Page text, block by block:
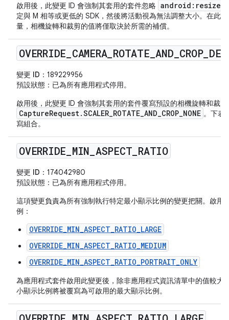
啟用後，此變更 ID 會強制其套用的套件忽略
定與 M 相等或更低的 SDK，然後將活動視為無法調整大小。在此
量，相機旋轉和裁剪的值將僅取決於所需的補償。
OVERRIDE CAMERA_ ROTATE AND CROP_
變更 ID： 189229956
預設狀態 ：已為所有應用程式停用。
啟用後，此變更 ID 會強制其套用的套件覆寫預設的相機旋轉和裁
CaptureRequest.SCALER_ROTATE_AND_CROP_NONE 。下表
寫組合。
OVERRIDE MIN ASPECT RATIO
變更 ID： 174042980
預設狀態 ：已為所有應用程式停用。
這項變更負責為所有強制執行特定最小顯示比例的變更把關。啟用
例：
OVERRIDE_MIN_ASPECT_RATIO_LARGE
OVERRIDE_MIN_ASPECT_RATIO_MEDIUM
OVERRIDE_MIN_ASPECT_RATIO_PORTRAIT_ONLY
為應用程式套件啟用此變更後，除非應用程式資訊清單中的值較大
小顯示比例將被覆寫為可啟用的最大顯示比例。